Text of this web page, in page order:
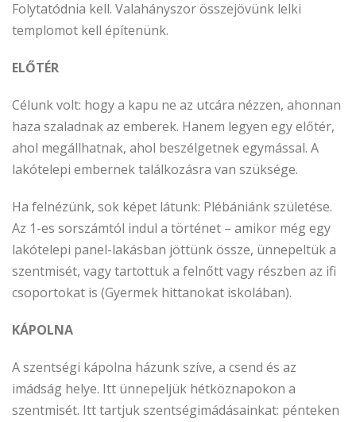
Folytatódnia kell. Valahányszor összejövünk lelki
templomot kell építenünk.
ELŐTÉR
Célunk volt: hogy a kapu ne az utcára nézzen, ahonnan
haza szaladnak az emberek. Hanem legyen egy előtér,
ahol megállhatnak, ahol beszélgetnek egymással. A
lakótelepi embernek találkozásra van szüksége.
Ha felnézünk, sok képet látunk: Plébániánk születése.
Az 1-es sorszámtól indul a történet – amikor még egy
lakótelepi panel-lakásban jöttünk össze, ünnepeltük a
szentmisét, vagy tartottuk a felnőtt vagy részben az ifi
csoportokat is (Gyermek hittanokat iskolában).
KÁPOLNA
A szentségi kápolna házunk szíve, a csend és az
imádság helye. Itt ünnepeljük hétköznapokon a
szentmisét. Itt tartjuk szentségimádásainkat: pénteken